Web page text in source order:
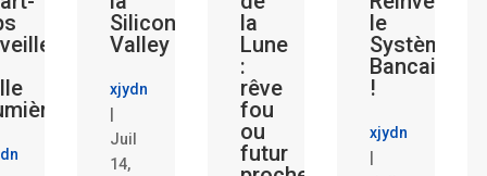
Silicon
Valley
xjydn
Juil
14,
la
Lune
rêve
fou
ou
futur
le
Système
Bancaire
xjydn